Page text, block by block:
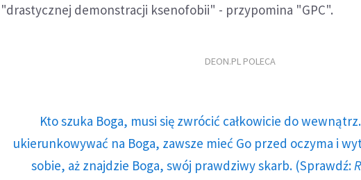
"drastycznej demonstracji ksenofobii" - przypomina "GPC".
DEON.PL POLECA
Kto szuka Boga, musi się zwrócić całkowicie do
ukierunkowywać na Boga, zawsze mieć Go przed oczyma i
sobie, aż znajdzie Boga, swój prawdziwy skarb. (Sprawdź: